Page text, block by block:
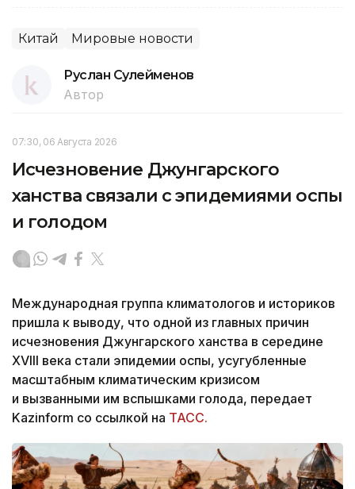
Китай Мировые новости
Руслан Сулейменов
Автор
07:30, 06 Августа 2026
Исчезновение Джунгарского
ханства связали с эпидемиями оспы
и голодом
Международная группа климатологов и историков
пришла к выводу, что одной из главных причин
исчезновения Джунгарского ханства в середине
XVIII века стали эпидемии оспы, усугубленные
масштабным климатическим кризисом
и вызванными им вспышками голода, передает
Kazinform со ссылкой на ТАСС.